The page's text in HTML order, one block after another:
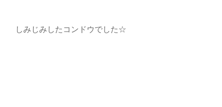
しみじみしたコンドウでした☆